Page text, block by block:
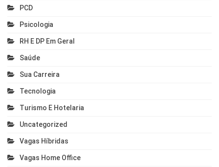
PCD
Psicologia
RH E DP Em Geral
Saúde
Sua Carreira
Tecnologia
Turismo E Hotelaria
Uncategorized
Vagas Híbridas
Vagas Home Office